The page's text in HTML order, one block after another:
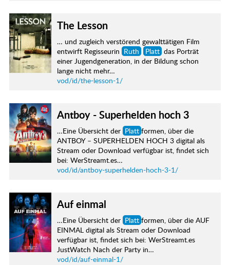
The Lesson
… und zugleich verstörend gewalttätigen Film
entwirft Regisseurin Ruth Platt das Porträt
einer Jugendgeneration, in der Bildung schon
lange nicht mehr…
vod/id/the-lesson-1/
Antboy - Superhelden hoch 3
…Eine Übersicht der Platt formen, über die
ANTBOY – SUPERHELDEN HOCH 3 digital als
Stream oder Download verfügbar ist, findet sich
bei: WerStreamt.es…
vod/id/antboy-superhelden-hoch-3-1/
Auf einmal
…Eine Übersicht der Platt formen, über die AUF
EINMAL digital als Stream oder Download
verfügbar ist, findet sich bei: WerStreamt.es
JustWatch Nach der Party in…
vod/id/auf-einmal-1/